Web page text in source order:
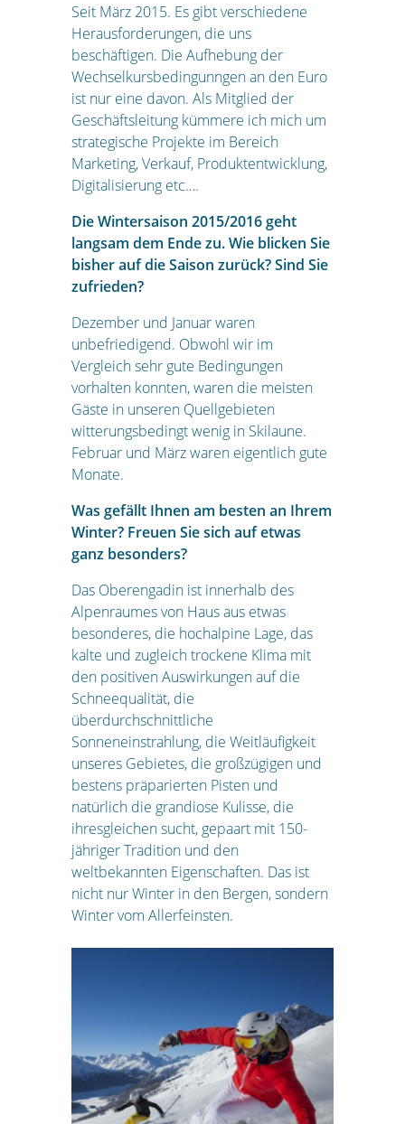
Seit März 2015. Es gibt verschiedene
Herausforderungen, die uns
beschäftigen. Die Aufhebung der
Wechselkursbedingunngen an den Euro
ist nur eine davon. Als Mitglied der
Geschäftsleitung kümmere ich mich um
strategische Projekte im Bereich
Marketing, Verkauf, Produktentwicklung,
Digitalisierung etc….
Die Wintersaison 2015/2016 geht
langsam dem Ende zu. Wie blicken Sie
bisher auf die Saison zurück? Sind Sie
zufrieden?
Dezember und Januar waren
unbefriedigend. Obwohl wir im
Vergleich sehr gute Bedingungen
vorhalten konnten, waren die meisten
Gäste in unseren Quellgebieten
witterungsbedingt wenig in Skilaune.
Februar und März waren eigentlich gute
Monate.
Was gefällt Ihnen am besten an Ihrem
Winter? Freuen Sie sich auf etwas
ganz besonders?
Das Oberengadin ist innerhalb des
Alpenraumes von Haus aus etwas
besonderes, die hochalpine Lage, das
kalte und zugleich trockene Klima mit
den positiven Auswirkungen auf die
Schneequalität, die
überdurchschnittliche
Sonneneinstrahlung, die Weitläufigkeit
unseres Gebietes, die großzügigen und
bestens präparierten Pisten und
natürlich die grandiose Kulisse, die
ihresgleichen sucht, gepaart mit 150-
jähriger Tradition und den
weltbekannten Eigenschaften. Das ist
nicht nur Winter in den Bergen, sondern
Winter vom Allerfeinsten.